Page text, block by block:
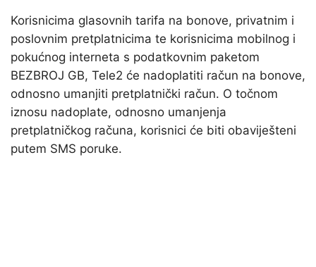
Korisnicima glasovnih tarifa na bonove, privatnim i
poslovnim pretplatnicima te korisnicima mobilnog i
pokućnog interneta s podatkovnim paketom
BEZBROJ GB, Tele2 će nadoplatiti račun na bonove,
odnosno umanjiti pretplatnički račun. O točnom
iznosu nadoplate, odnosno umanjenja
pretplatničkog računa, korisnici će biti obaviješteni
putem SMS poruke.